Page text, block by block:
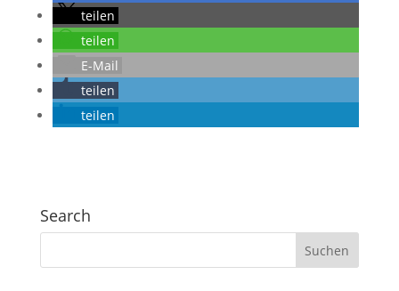
teilen
teilen
E-Mail
teilen
teilen
Search